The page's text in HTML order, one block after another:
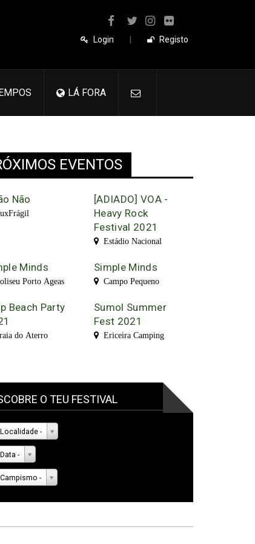
Login Registo
LÁ FORA
EVENTOS
Não
[ADIADO] VOA -
Heavy Rock
Festival 2021
Estádio Nacional
Minds
Porto Ageas
Simple Minds
Campo Pequeno
Beach Party
do Aterro
Sumol Summer
Fest 2021
Ericeira Camping
O TEU FESTIVAL
-
-
-